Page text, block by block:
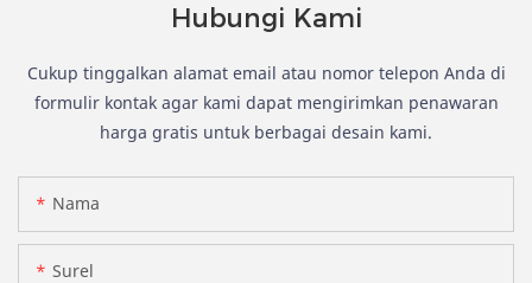
Hubungi Kami
Cukup tinggalkan alamat email atau nomor telepon Anda di
formulir kontak agar kami dapat mengirimkan penawaran
harga gratis untuk berbagai desain kami.
Nama
Surel